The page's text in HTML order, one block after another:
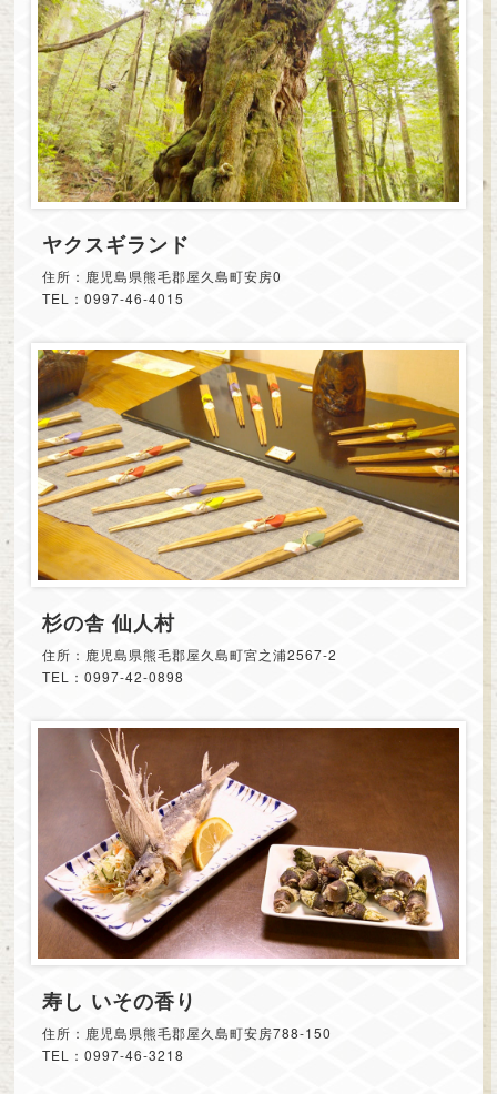
ヤクスギランド
住所：鹿児島県熊毛郡屋久島町安房0
TEL：0997-46-4015
杉の舎 仙人村
住所：鹿児島県熊毛郡屋久島町宮之浦2567-2
TEL：0997-42-0898
寿し いその香り
住所：鹿児島県熊毛郡屋久島町安房788-150
TEL：0997-46-3218